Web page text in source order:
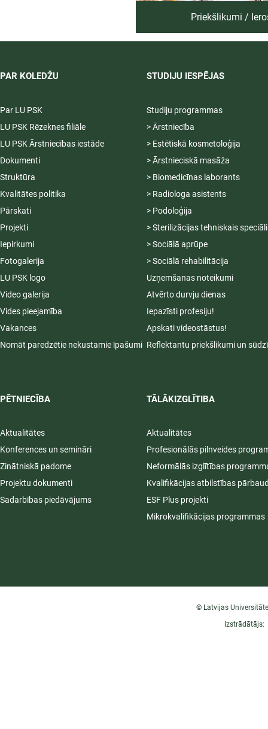
Priekšlikumi /
PAR KOLEDŽU
Par LU PSK
LU PSK Rēzeknes filiāle
LU PSK Ārstniecības iestāde
Dokumenti
Struktūra
Kvalitātes politika
Pārskati
Projekti
Iepirkumi
Fotogalerija
LU PSK logo
Video galerija
Vides pieejamība
Vakances
Nomāt paredzētie nekustamie īpašumi
PĒTNIECĪBA
Aktualitātes
Konferences un semināri
Zinātniskā padome
Projektu dokumenti
Sadarbības piedāvājums
STUDIJU IESPĒJAS
Studiju programmas
> Ārstniecība
> Estētiskā kosmetoloģija
> Ārstnieciskā masāža
> Biomedicīnas laborants
> Radiologa asistents
> Podoloģija
> Sterilizācijas tehniskais
> Sociālā aprūpe
> Sociālā rehabilitācija
Uzņemšanas noteikumi
Atvērto durvju dienas
Iepazīsti profesiju!
Apskati videostāstus!
Reflektantu priekšlikumi un
TĀLĀKIZGLĪTIBA
Aktualitātes
Profesionālās pilnveides
Neformālās izglītības
Kvalifikācijas atbilstības
ESF Plus projekti
Mikrokvalifikācijas programmas
© Latvijas
Izstrādātājs: